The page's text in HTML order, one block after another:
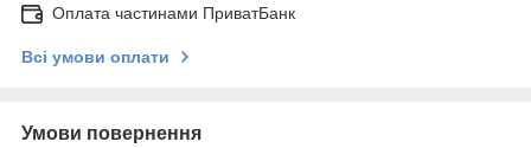
Оплата частинами ПриватБанк
Всі умови оплати
Умови повернення